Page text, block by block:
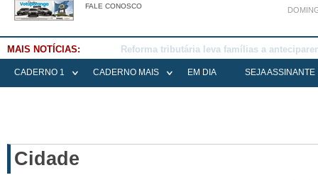
FALE CONOSCO
MAIS NOTÍCIAS: Falece Elena Menoia Cesarin
CADERNO 1 CADERNO MAIS EM DIA SEJA ASSINANTE
Cidade